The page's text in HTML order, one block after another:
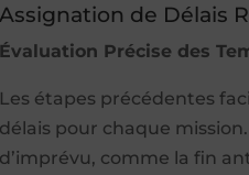
de Délais
Précise des
étapes précédentes
pour chaque
comme la fin